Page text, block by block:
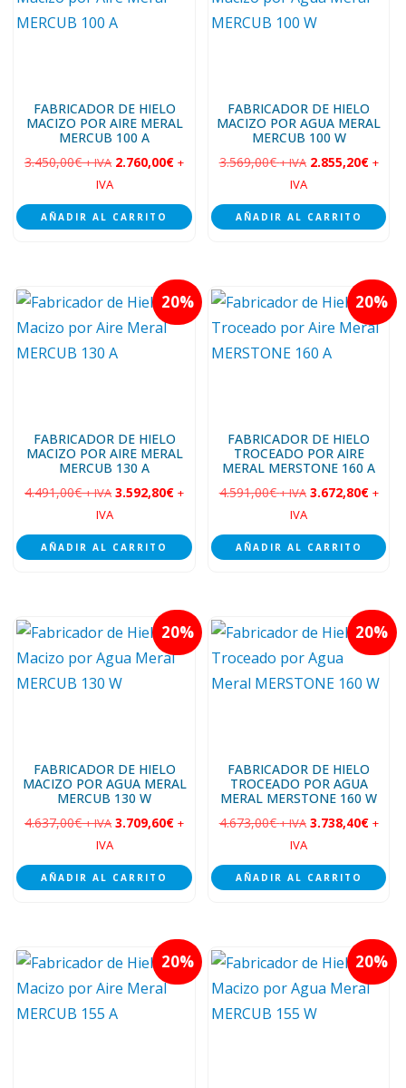
FABRICADOR DE HIELO
MACIZO POR AIRE MERAL
MERCUB 100 A
3.450,00€ + IVA 2.760,00€ +
IVA
AÑADIR AL CARRITO
FABRICADOR DE HIELO
MACIZO POR AGUA MERAL
MERCUB 100 W
3.569,00€ + IVA 2.855,20€ +
IVA
AÑADIR AL CARRITO
20
FABRICADOR DE HIELO
MACIZO POR AIRE MERAL
MERCUB 130 A
4.491,00€ + IVA 3.592,80€ +
IVA
AÑADIR AL CARRITO
20
FABRICADOR DE HIELO
TROCEADO POR AIRE
MERAL MERSTONE 160 A
4.591,00€ + IVA 3.672,80€ +
IVA
AÑADIR AL CARRITO
20
FABRICADOR DE HIELO
MACIZO POR AGUA MERAL
MERCUB 130 W
4.637,00€ + IVA 3.709,60€ +
IVA
AÑADIR AL CARRITO
20
FABRICADOR DE HIELO
TROCEADO POR AGUA
MERAL MERSTONE 160 W
4.673,00€ + IVA 3.738,40€ +
IVA
AÑADIR AL CARRITO
20 20